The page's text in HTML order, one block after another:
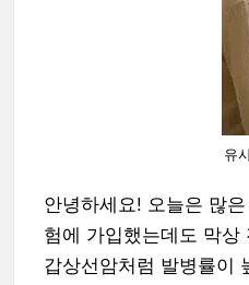
유
안녕하세요! 오늘은 많
험에 가입했는데도 막상
갑상선암처럼 발병률이